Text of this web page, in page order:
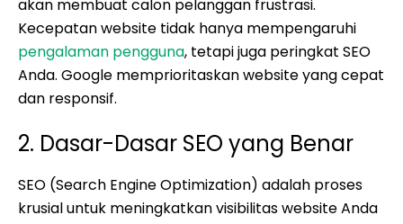
akan membuat calon pelanggan frustrasi.
Kecepatan website tidak hanya mempengaruhi
pengalaman pengguna, tetapi juga peringkat SEO
Anda. Google memprioritaskan website yang cepat
dan responsif.
2. Dasar-Dasar SEO yang Benar
SEO (Search Engine Optimization) adalah proses
krusial untuk meningkatkan visibilitas website Anda